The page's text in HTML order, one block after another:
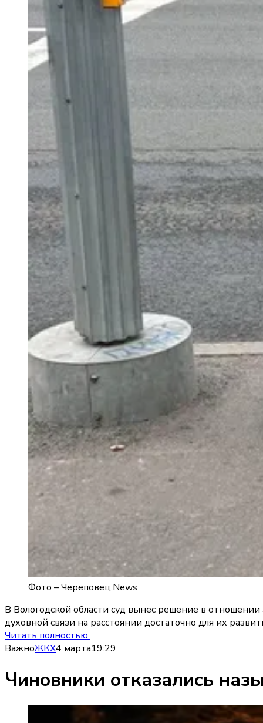
Фото –Череповец.News
В Вологодской области суд вынес решение в
духовной связи на расстоянии достаточно для их
Читать полностью
ВажноЖКХ4 марта19:29
Чиновники отказались